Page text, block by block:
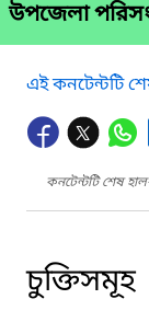
উপজেলা
এই কনটেন্টটি
কনটেন্টটি শেষ
চুক্তিসমূহ